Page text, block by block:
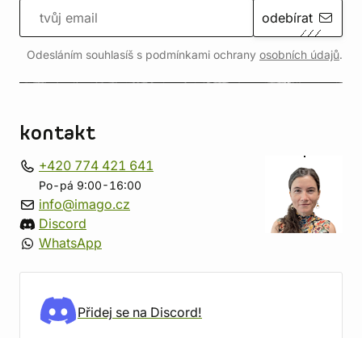
odebírat
Odesláním souhlasíš s podmínkami ochrany osobních údajů.
kontakt
+420 774 421 641
Po-pá 9:00-16:00
info@imago.cz
Discord
WhatsApp
Přidej se na Discord!